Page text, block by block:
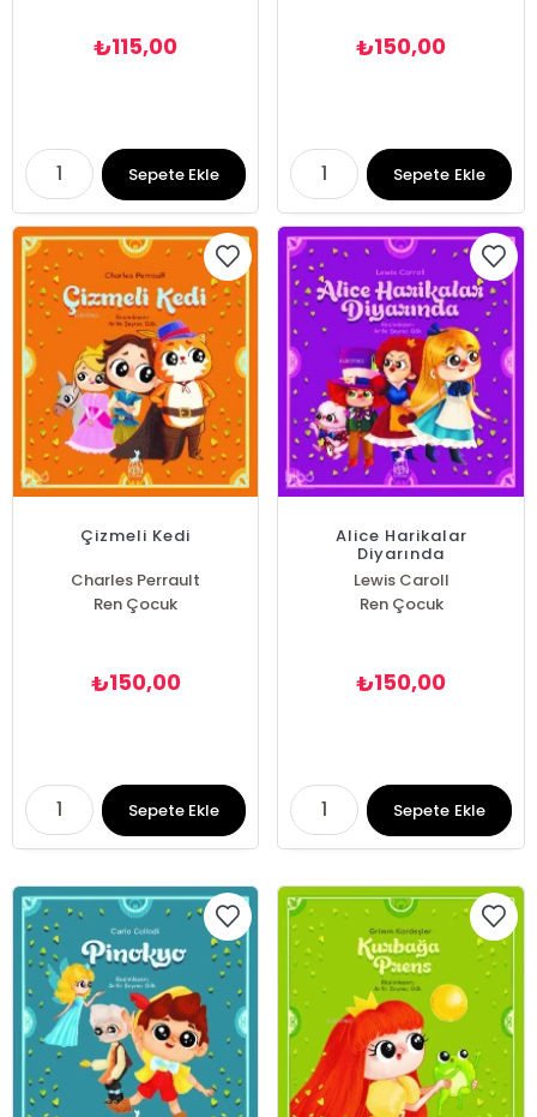
₺115,00
Sepete Ekle
₺150,00
Sepete Ekle
Çizmeli Kedi
Charles Perrault
Ren Çocuk
₺150,00
Sepete Ekle
Alice Harikalar
Diyarında
Lewis Caroll
Ren Çocuk
₺150,00
Sepete Ekle